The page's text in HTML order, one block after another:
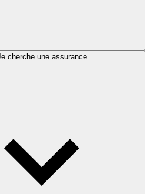
cherche une assurance